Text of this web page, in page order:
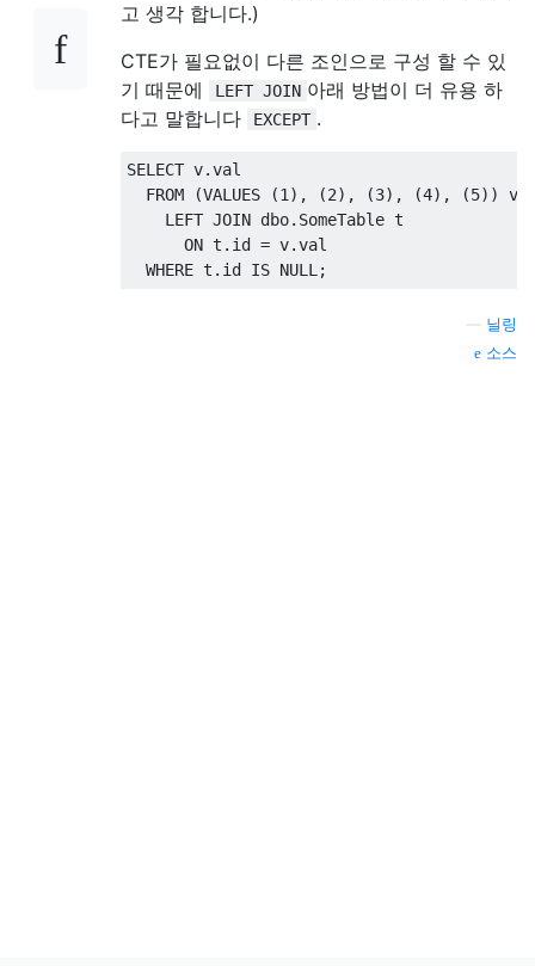
고 생각 합니다.)
CTE가 필요없이 다른 조인으로 구성 할 수 있
기 때문에
LEFT JOIN 아래 방법이 더 유용 하
다고 말합니다
EXCEPT .
SELECT v.val
FROM
(VALUES (1 ), (2), (3), (4), (5)) v
LEFT JOIN dbo. SomeTable t
ON t . id = v.val
WHERE t . id IS NULL ;
닐링
소스